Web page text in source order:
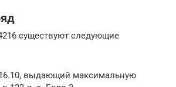
существуют следующие
выдающий максимальную